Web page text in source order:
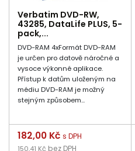
Verbatim DVD-RW,
43285, DataLife PLUS, 5-
pack,...
DVD-RAM 4xFormát DVD-RAM
je určen pro datově náročné a
vysoce výkonné aplikace.
Přístup k datům uloženým na
médiu DVD-RAM je možný
stejným způsobem...
Cena
182,00 Kč s DPH
150,41 Kč bez DPH